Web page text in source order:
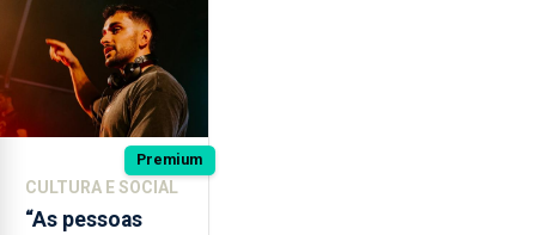
Premium
CULTURA E SOCIAL
“As pessoas